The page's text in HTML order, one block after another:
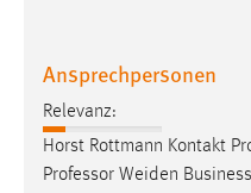
Ansprechpersonen
Relevanz:
Horst Rottmann Kontakt
Professor Weiden